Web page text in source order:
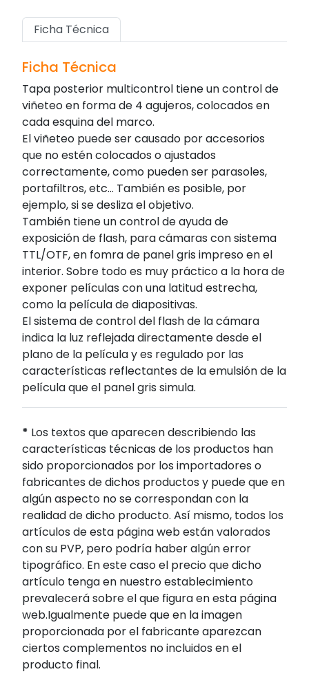
Ficha Técnica
Ficha Técnica
Tapa posterior multicontrol tiene un control de
viñeteo en forma de 4 agujeros, colocados en
cada esquina del marco.
El viñeteo puede ser causado por accesorios
que no estén colocados o ajustados
correctamente, como pueden ser parasoles,
portafiltros, etc... También es posible, por
ejemplo, si se desliza el objetivo.
También tiene un control de ayuda de
exposición de flash, para cámaras con sistema
TTL/OTF, en fomra de panel gris impreso en el
interior. Sobre todo es muy práctico a la hora de
exponer películas con una latitud estrecha,
como la película de diapositivas.
El sistema de control del flash de la cámara
indica la luz reflejada directamente desde el
plano de la película y es regulado por las
características reflectantes de la emulsión de la
película que el panel gris simula.
* Los textos que aparecen describiendo las
características técnicas de los productos han
sido proporcionados por los importadores o
fabricantes de dichos productos y puede que en
algún aspecto no se correspondan con la
realidad de dicho producto. Así mismo, todos los
artículos de esta página web están valorados
con su PVP, pero podría haber algún error
tipográfico. En este caso el precio que dicho
artículo tenga en nuestro establecimiento
prevalecerá sobre el que figura en esta página
web.Igualmente puede que en la imagen
proporcionada por el fabricante aparezcan
ciertos complementos no incluidos en el
producto final.